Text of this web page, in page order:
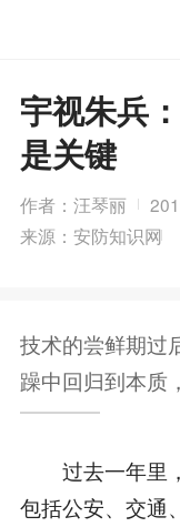
宇视朱兵
是关键
作者：汪琴丽
来源：安防知识网
技术的尝鲜期过
躁中回归到本质
过去一年里，
包括公安、交通